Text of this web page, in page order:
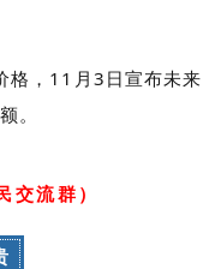
格，11月3日宣布未来
。
交流群）